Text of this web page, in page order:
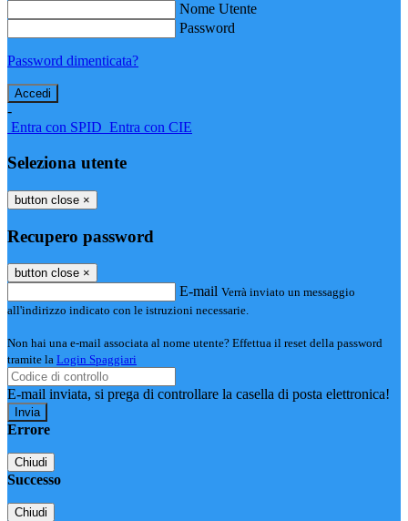
Nome Utente
Password
Password dimenticata?
-
Entra con SPID Entra con CIE
Seleziona utente
button close ×
Recupero password
button close ×
E-mail Verrà inviato un messaggio
all'indirizzo indicato con le istruzioni necessarie.
Non hai una e-mail associata al nome utente? Effettua il reset della password
tramite la Login Spaggiari
E-mail inviata, si prega di controllare la casella di posta elettronica!
Errore
Chiudi
Successo
Chiudi